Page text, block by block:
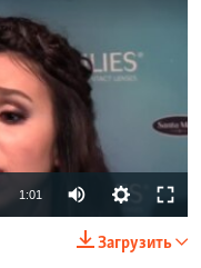
available
1:01
Загрузить